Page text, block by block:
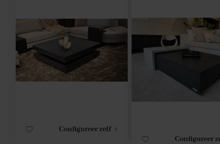
Configureer zelf
Configureer